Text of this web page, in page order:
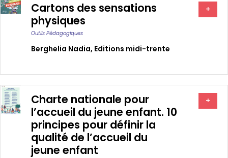
Cartons des sensations
physiques
Outils Pédagogiques
Berghelia Nadia, Editions midi-trente
+
Charte nationale pour
l’accueil du jeune enfant. 10
principes pour définir la
qualité de l’accueil du
jeune enfant
+